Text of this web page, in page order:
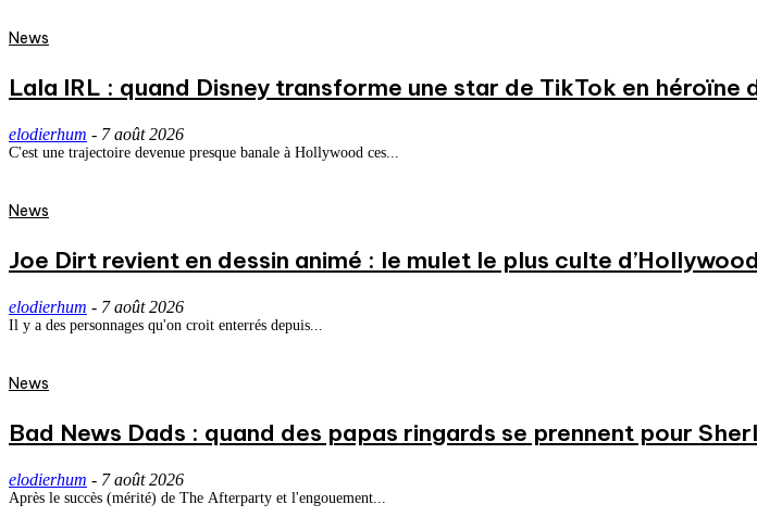
News
Lala IRL : quand Disney transforme une star de TikTok en héroïne
elodierhum - 7 août 2026
C'est une trajectoire devenue presque banale à Hollywood ces...
News
Joe Dirt revient en dessin animé : le mulet le plus culte
elodierhum - 7 août 2026
Il y a des personnages qu'on croit enterrés depuis...
News
Bad News Dads : quand des papas ringards se prennent pour
elodierhum - 7 août 2026
Après le succès (mérité) de The Afterparty et l'engouement...